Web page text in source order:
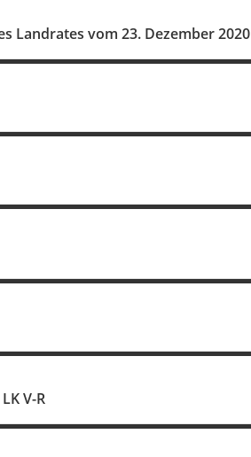
Landrates vom 23. Dezember 2020
V-R